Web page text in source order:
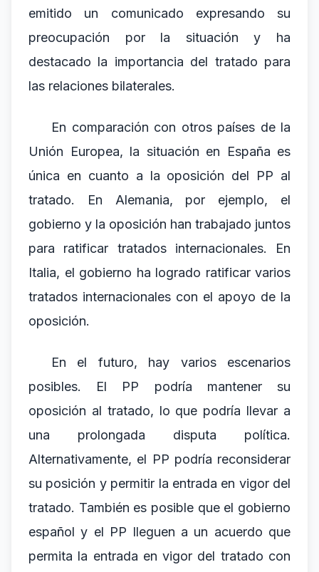
emitido un comunicado expresando su
preocupación por la situación y ha
destacado la importancia del tratado para
las relaciones bilaterales.
En comparación con otros países de la
Unión Europea, la situación en España es
única en cuanto a la oposición del PP al
tratado. En Alemania, por ejemplo, el
gobierno y la oposición han trabajado juntos
para ratificar tratados internacionales. En
Italia, el gobierno ha logrado ratificar varios
tratados internacionales con el apoyo de la
oposición.
En el futuro, hay varios escenarios
posibles. El PP podría mantener su
oposición al tratado, lo que podría llevar a
una prolongada disputa política.
Alternativamente, el PP podría reconsiderar
su posición y permitir la entrada en vigor del
tratado. También es posible que el gobierno
español y el PP lleguen a un acuerdo que
permita la entrada en vigor del tratado con